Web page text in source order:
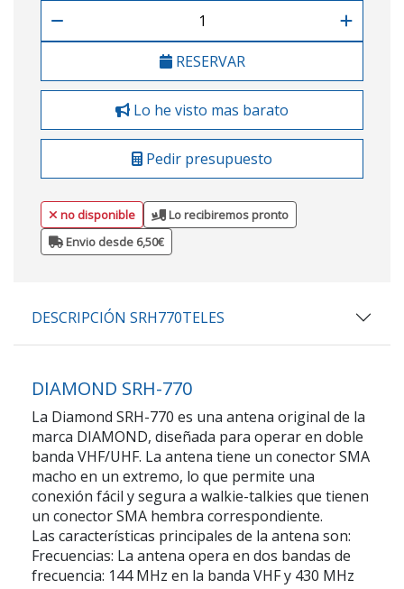
RESERVAR
Lo he visto mas barato
Pedir presupuesto
no disponible
Lo recibiremos pronto
Envio desde 6,50€
DESCRIPCIÓN SRH770TELES
DIAMOND SRH-770
La Diamond SRH-770 es una antena original de la
marca DIAMOND, diseñada para operar en doble
banda VHF/UHF. La antena tiene un conector SMA
macho en un extremo, lo que permite una
conexión fácil y segura a walkie-talkies que tienen
un conector SMA hembra correspondiente.
Las características principales de la antena son:
Frecuencias: La antena opera en dos bandas de
frecuencia: 144 MHz en la banda VHF y 430 MHz